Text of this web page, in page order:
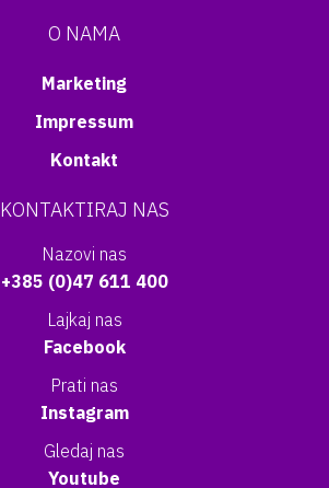
O NAMA
Marketing
Impressum
Kontakt
KONTAKTIRAJ NAS
Nazovi nas
+385 (0)47 611 400
Lajkaj nas
Facebook
Prati nas
Instagram
Gledaj nas
Youtube